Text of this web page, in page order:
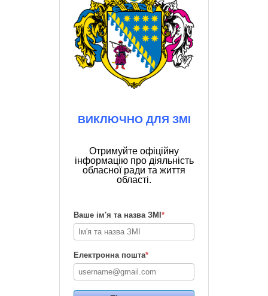
ВИКЛЮЧНО ДЛЯ ЗМІ
Отримуйте офіційну
інформацію про діяльність
обласної ради та життя
області.
Ваше ім'я та назва ЗМІ *
Електронна пошта*